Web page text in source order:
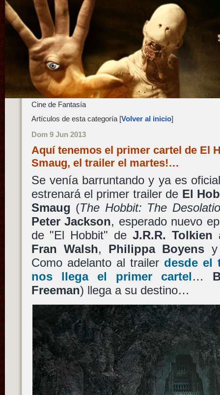
Cine de Fantasía
Artículos de esta categoría [Volver al inicio]
Dom 9 Jun 2013
Aquí tenemos el primer cartel de El
Smaug, el trailer el martes!…
Se venía barruntando y ya es
estrenará el primer trailer de El
Smaug (The Hobbit: The
Peter Jackson, esperado nuevo
de "El Hobbit" deJ.R.R. Tolkien
Fran Walsh, Philippa Boyens
Como adelanto al trailer desde el
nos llega el primer cartel…
Freeman) llega a su destino…